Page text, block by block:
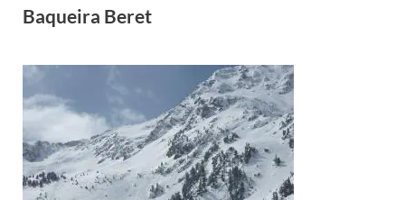
Baqueira Beret